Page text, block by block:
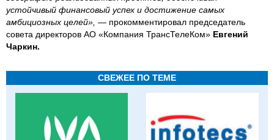
устойчивый финансовый успех и достижение самых
амбициозных целей», — прокомментировал председатель
совета директоров АО «Компания ТрансТелеКом» Евгений
Чаркин.
СВЕЖЕЕ ПО ТЕМЕ